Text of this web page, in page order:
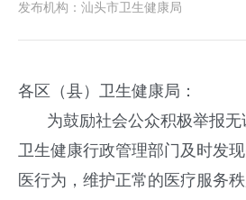
发布机构： 汕头市卫生健康局
各区（县）卫生健康局：
为鼓励社会公众积极举报
卫生健康行政管理部门及时发
医行为，维护正常的医疗服务